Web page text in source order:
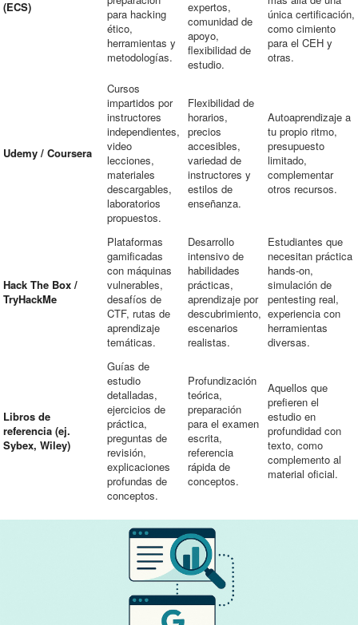
(ECS)
para hacking
ético,
herramientas y
metodologías.
expertos,
comunidad de
apoyo,
flexibilidad de
estudio.
única certificación,
como cimiento
para el CEH y
otras.
Udemy / Coursera
Cursos
impartidos por
instructores
independientes,
video
lecciones,
materiales
descargables,
laboratorios
propuestos.
Flexibilidad de
horarios,
precios
accesibles,
variedad de
instructores y
estilos de
enseñanza.
Autoaprendizaje a
tu propio ritmo,
presupuesto
limitado,
complementar
otros recursos.
Hack The Box /
TryHackMe
Plataformas
gamificadas
con máquinas
vulnerables,
desafíos de
CTF, rutas de
aprendizaje
temáticas.
Desarrollo
intensivo de
habilidades
prácticas,
aprendizaje por
descubrimiento,
escenarios
realistas.
Estudiantes que
necesitan práctica
hands-on,
simulación de
pentesting real,
experiencia con
herramientas
diversas.
Libros de
referencia (ej.
Sybex, Wiley)
Guías de
estudio
detalladas,
ejercicios de
práctica,
preguntas de
revisión,
explicaciones
profundas de
conceptos.
Profundización
teórica,
preparación
para el examen
escrita,
referencia
rápida de
conceptos.
Aquellos que
prefieren el
estudio en
profundidad con
texto, como
complemento al
material oficial.